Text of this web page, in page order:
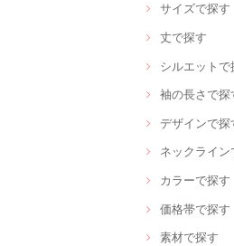
サイズで探す
丈で探す
シルエットで
袖の長さで探
デザインで探
ネックライン
カラーで探す
価格帯で探す
素材で探す